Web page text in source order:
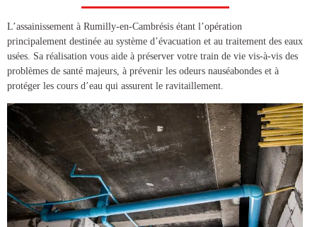
L’assainissement à Rumilly-en-Cambrésis étant l’opération
principalement destinée au système d’évacuation et au traitement des eaux
usées. Sa réalisation vous aide à préserver votre train de vie vis-à-vis des
problèmes de santé majeurs, à prévenir les odeurs nauséabondes et à
protéger les cours d’eau qui assurent le ravitaillement.